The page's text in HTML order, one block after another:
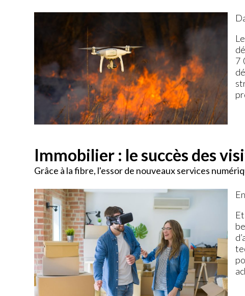
7
Immobilier : le succès des
Grâce à la fibre, l'essor de nouveaux services